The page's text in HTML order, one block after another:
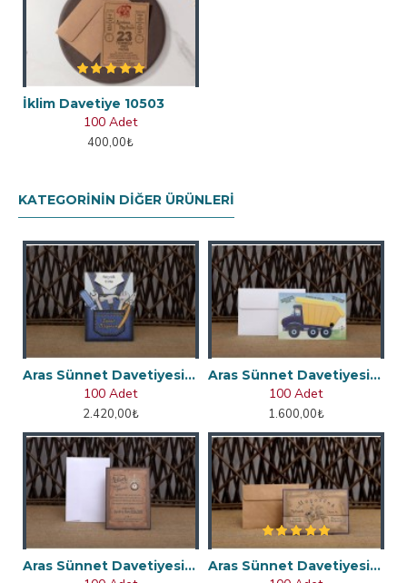
İklim Davetiye 10503
100 Adet
400,00₺
KATEGORININ DIĞER ÜRÜNLERI
Aras Sünnet Davetiyesi 4962
100 Adet
2.420,00₺
Aras Sünnet Davetiyesi 4963
100 Adet
1.600,00₺
Aras Sünnet Davetiyesi 4856 Aras Sünnet Davetiyesi 4859